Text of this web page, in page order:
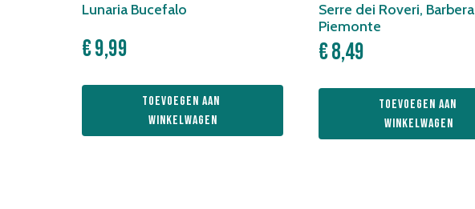
Lunaria Bucefalo
€9,99
Toevoegen aan
winkelwagen
Serre dei Roveri, Barbera
Piemonte
€8,49
Toevoegen aan
winkelwagen